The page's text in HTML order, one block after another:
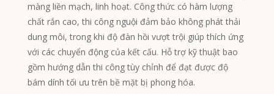
màng liền mạch, linh hoạt. Công thức có hàm lượng
chất rắn cao, thi công nguội đảm bảo không phát thải
dung môi, trong khi độ đàn hồi vượt trội giúp thích ứng
với các chuyển động của kết cấu. Hỗ trợ kỹ thuật bao
gồm hướng dẫn thi công tùy chỉnh để đạt được độ
bám dính tối ưu trên bề mặt bị phong hóa.
Swahili
Afrikaans
Greek